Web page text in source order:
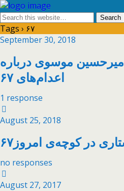
Tags › ۶۷
September 30, 2018
موسوی درباره
اعدام‌های ۶۷
1 response
August 25, 2018
در کوچه‌ی امروز
no responses
August 27, 2017